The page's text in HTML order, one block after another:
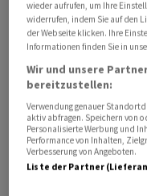
von bis zu 440
Aktionäre können
wieder aufrufen, um Ihre
widerrufen, indem Sie auf den
der Webseite klicken. Ihre
Informationen finden Sie in
Wir und unsere
bereitzustellen:
Verwendung genauer
aktiv abfragen. Speichern von
Personalisierte Werbung und
Performance von Inhalten,
Verbesserung von Angeboten.
Liste der Partner